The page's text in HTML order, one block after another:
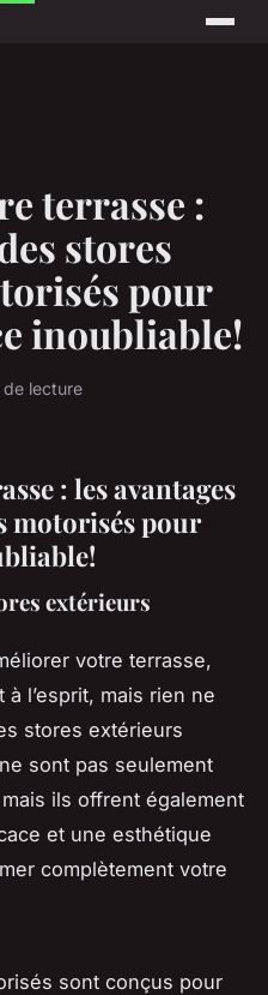
terrasse :
stores
pour
inoubliable!
lecture
: les avantages
motorisés pour
extérieurs
votre terrasse,
l’esprit, mais rien ne
stores extérieurs
sont pas seulement
ils offrent également
et une esthétique
complètement votre
sont conçus pour